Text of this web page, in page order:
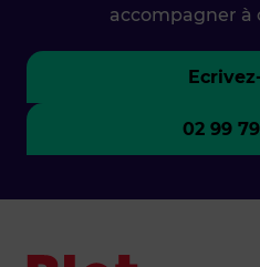
accompagner à
02 99